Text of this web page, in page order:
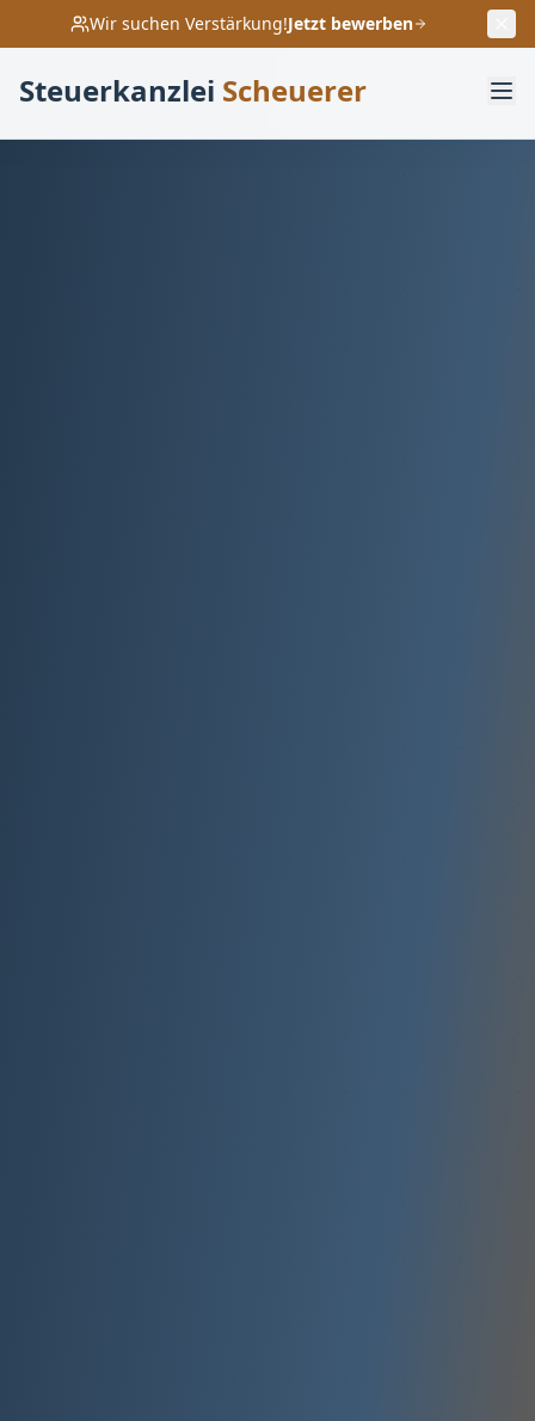
Wir suchen Verstärkung!Jetzt bewerben
Steuerkanzlei Scheuerer